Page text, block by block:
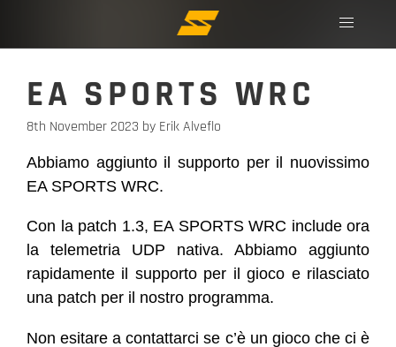
EA SPORTS WRC
8th November 2023 by Erik Alveflo
Abbiamo aggiunto il supporto per il nuovissimo
EA SPORTS WRC.
Con la patch 1.3, EA SPORTS WRC include ora
la telemetria UDP nativa. Abbiamo aggiunto
rapidamente il supporto per il gioco e rilasciato
una patch per il nostro programma.
Non esitare a contattarci se c’è un gioco che ci è